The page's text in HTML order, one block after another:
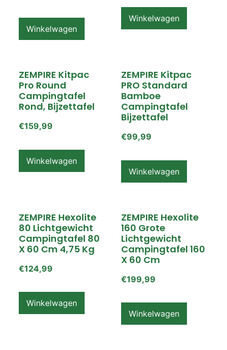
Winkelwagen
Winkelwagen
ZEMPIRE Kitpac
Pro Round
Campingtafel
Rond, Bijzettafel
€159,99
Winkelwagen
ZEMPIRE Kitpac
PRO Standard
Bamboe
Campingtafel
Bijzettafel
€99,99
Winkelwagen
ZEMPIRE Hexolite
80 Lichtgewicht
Campingtafel 80
X 60 Cm 4,75 Kg
€124,99
Winkelwagen
ZEMPIRE Hexolite
160 Grote
Lichtgewicht
Campingtafel 160
X 60 Cm
€199,99
Winkelwagen